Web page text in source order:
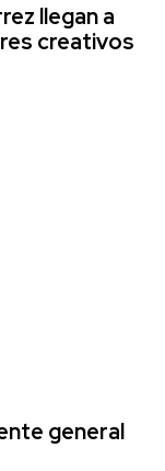
llegan a
creativos
general